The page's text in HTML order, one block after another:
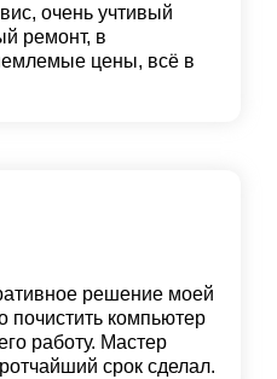
очень учтивый
ремонт, в
цены, всё в
решение моей
компьютер
работу. Мастер
срок сделал.